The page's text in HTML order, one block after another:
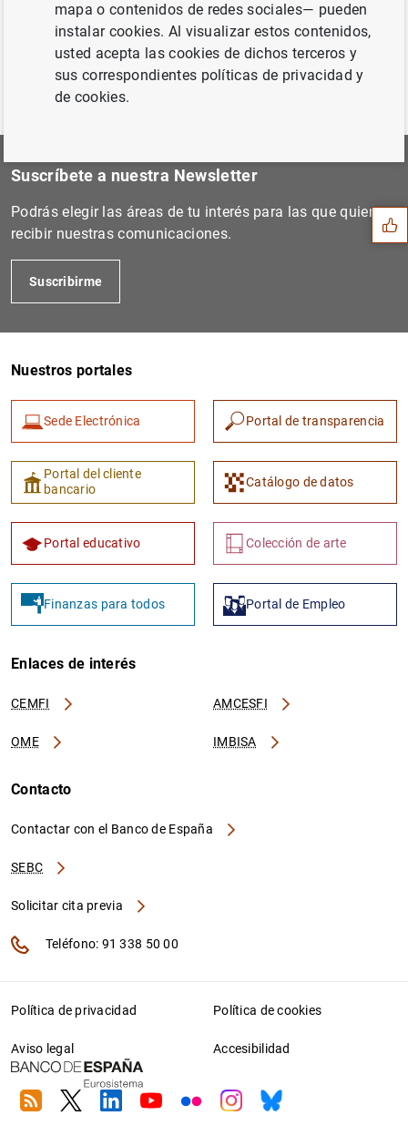
Anterior
Estadísticas de fondos de i...
Sugerencias
1 2
Suscríbete a nuestra Newsletter
Podrás elegir las áreas de tu interés para las que quieres
recibir nuestras comunicaciones.
Suscribirme
Nuestros portales
Sede Electrónica Portal de transparencia
Portal del cliente
bancario
Catálogo de datos
Portal educativo Colección de arte
Finanzas para todos Portal de Empleo
Enlaces de interés
CEMFI AMCESFI
OME IMBISA
Contacto
Contactar con el Banco de España
SEBC
Solicitar cita previa
Teléfono: 91 338 50 00
Política de privacidad Política de cookies
Aviso legal Accesibilidad
RSS TwitterLinkedin
YoutubeFlickrInstagram
Bluesky
mapa o contenidos de redes sociales— pueden
instalar cookies. Al visualizar estos contenidos,
usted acepta las cookies de dichos terceros y
sus correspondientes políticas de privacidad y
de cookies.